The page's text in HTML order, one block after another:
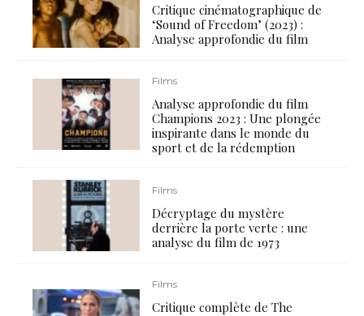
Critique cinématographique de
‘Sound of Freedom’ (2023) :
Analyse approfondie du film
Films
Analyse approfondie du film
Champions 2023 : Une plongée
inspirante dans le monde du
sport et de la rédemption
Films
Décryptage du mystère
derrière la porte verte : une
analyse du film de 1973
Films
Critique complète de The